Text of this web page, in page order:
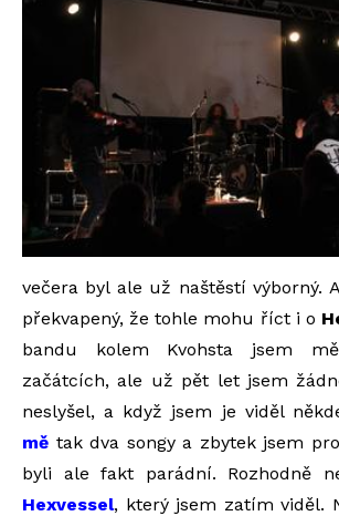
večera byl ale už naštěstí výborný.
překvapený, že tohle mohu říct i o
bandu kolem Kvohsta jsem
začátcích, ale už pět let jsem
neslyšel, a když jsem je viděl
mě tak dva songy a zbytek jsem
byli ale fakt parádní. Rozhodně
Hexvessel, který jsem zatím viděl.